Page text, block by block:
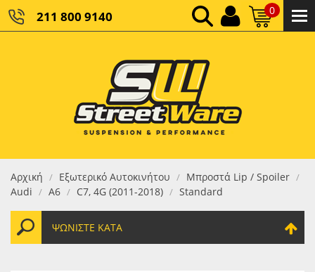
211 800 9140 0
ΚΑΘΑΡΌ ΣΎΝΟΛΟ:
ΤΕΛΙΚΌ ΣΎΝΟΛΟ:0,00 €
Αρχική / Εξωτερικό Αυτοκινήτου / Μπροστά Lip / Spoiler /
Audi / Α6 / C7, 4G (2011-2018) / Standard
ΨΩΝΊΣΤΕ ΚΑΤΆ